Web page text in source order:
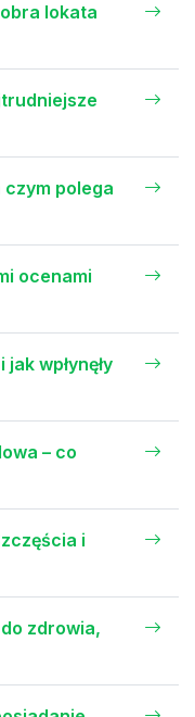
lokata
czym polega
ocenami
wpłynęły
– co
i
zdrowia,